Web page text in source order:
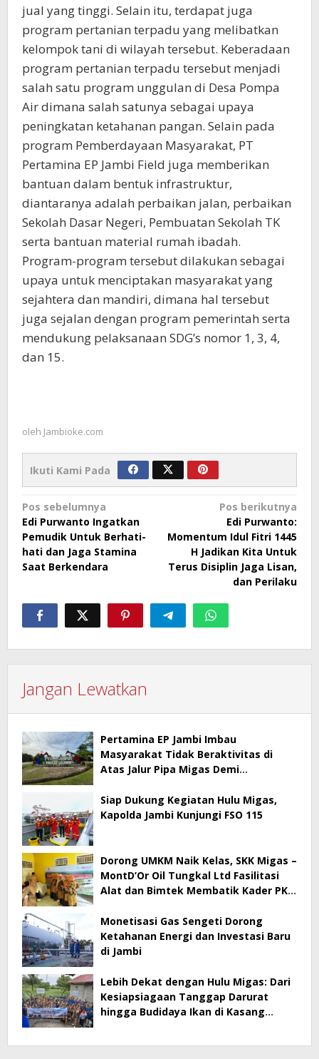
jual yang tinggi. Selain itu, terdapat juga
program pertanian terpadu yang melibatkan
kelompok tani di wilayah tersebut. Keberadaan
program pertanian terpadu tersebut menjadi
salah satu program unggulan di Desa Pompa
Air dimana salah satunya sebagai upaya
peningkatan ketahanan pangan. Selain pada
program Pemberdayaan Masyarakat, PT
Pertamina EP Jambi Field juga memberikan
bantuan dalam bentuk infrastruktur,
diantaranya adalah perbaikan jalan, perbaikan
Sekolah Dasar Negeri, Pembuatan Sekolah TK
serta bantuan material rumah ibadah.
Program-program tersebut dilakukan sebagai
upaya untuk menciptakan masyarakat yang
sejahtera dan mandiri, dimana hal tersebut
juga sejalan dengan program pemerintah serta
mendukung pelaksanaan SDG’s nomor 1, 3, 4,
dan 15.
oleh Jambioke.com
Ikuti Kami Pada
Navigasi
pos
Pos sebelumnya
Edi Purwanto Ingatkan
Pemudik Untuk Berhati-
hati dan Jaga Stamina
Saat Berkendara
Pos berikutnya
Edi Purwanto:
Momentum Idul Fitri 1445
H Jadikan Kita Untuk
Terus Disiplin Jaga Lisan,
dan Perilaku
Jangan Lewatkan
Pertamina EP Jambi Imbau
Masyarakat Tidak Beraktivitas di
Atas Jalur Pipa Migas Demi
Siap Dukung Kegiatan Hulu Migas,
Kapolda Jambi Kunjungi FSO 115
Dorong UMKM Naik Kelas, SKK Migas –
MontD’Or Oil Tungkal Ltd Fasilitasi
Alat dan Bimtek Membatik Kader PKK
Monetisasi Gas Sengeti Dorong
Ketahanan Energi dan Investasi Baru
di Jambi
Lebih Dekat dengan Hulu Migas: Dari
Kesiapsiagaan Tanggap Darurat
hingga Budidaya Ikan di Kasang